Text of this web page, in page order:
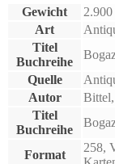
Gewicht
Art
Titel
Buchreihe
Quelle
Autor
Titel
Buchreihe
Format
258,